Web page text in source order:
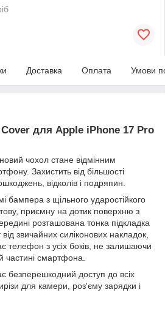
Доставка Оплата Умови
для Apple iPhone 17 Pro
чохол стане відмінним
Захистить від більшості
відколів і подряпин.
бампера з щільного ударостійкого
приємну на дотик поверхню з
розташована тонка підкладка
звичайних силіконових накладок,
телефон з усіх боків, не залишаючи
частині смартфона.
безперешкодний доступ до всіх
для камери, роз'єму зарядки і